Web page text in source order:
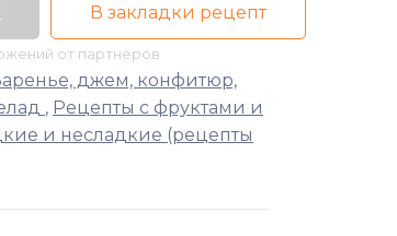
В закладки рецепт
от партнёров
джем, конфитюр,
, Рецепты с фруктами и
и несладкие (рецепты